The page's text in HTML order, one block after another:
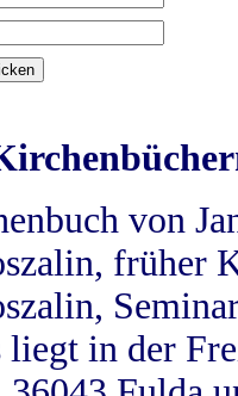
von
früher
liegt in der